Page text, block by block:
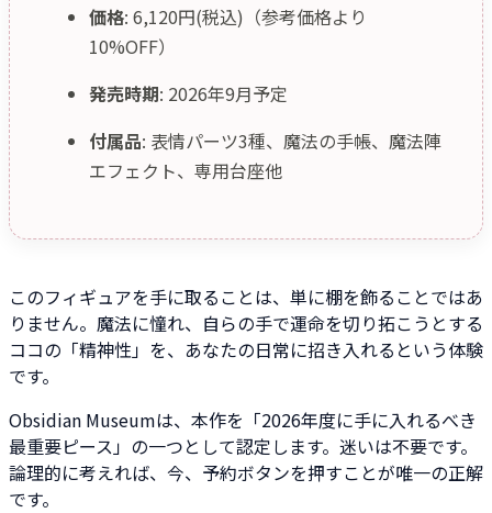
価格: 6,120円(税込)（参考価格より
10%OFF）
発売時期: 2026年9月予定
付属品: 表情パーツ3種、魔法の手帳、魔法陣
エフェクト、専用台座他
このフィギュアを手に取ることは、単に棚を飾ることではあ
りません。魔法に憧れ、自らの手で運命を切り拓こうとする
ココの「精神性」を、あなたの日常に招き入れるという体験
です。
Obsidian Museumは、本作を「2026年度に手に入れるべき
最重要ピース」の一つとして認定します。迷いは不要です。
論理的に考えれば、今、予約ボタンを押すことが唯一の正解
です。